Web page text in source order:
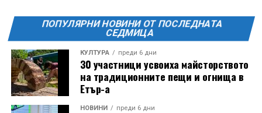
ПОПУЛЯРНИ НОВИНИ ОТ ПОСЛЕДНАТА
СЕДМИЦА
КУЛТУРА преди 6 дни
30 участници усвоиха майсторството
на традиционните пещи и огнища в
Етър-а
НОВИНИ преди 6 дни